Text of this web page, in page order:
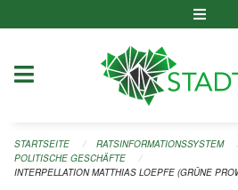
STARTSEITE
RATSINFORMATIONSSYSTEM
POLITISCHE GESCHÄFTE
INTERPELLATION MATTHIAS LOEPFE (GRÜNE